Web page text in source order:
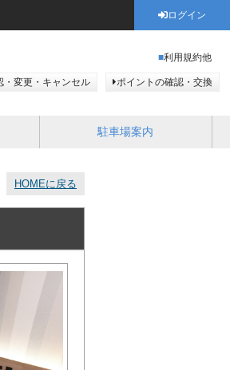
ログイン
利用規約他
・変更・キャンセル ポイントの確認・交換
駐車場案内
HOMEに戻る